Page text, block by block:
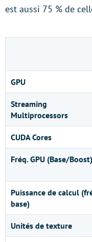
est aussi 75 % de
GPU
Streaming
Multiprocessors
CUDA Cores
Fréq. GPU (Base/Boost)
Puissance de calcul
base)
Unités de texture